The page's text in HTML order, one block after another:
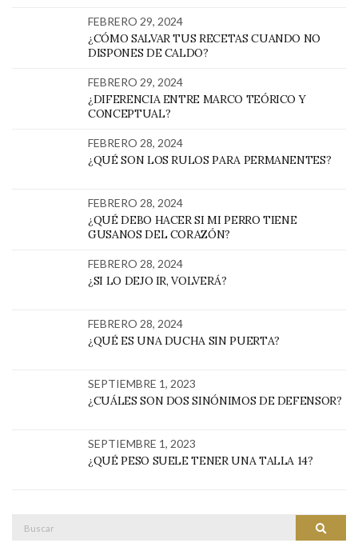
FEBRERO 29, 2024
¿CÓMO SALVAR TUS RECETAS CUANDO NO
DISPONES DE CALDO?
FEBRERO 29, 2024
¿DIFERENCIA ENTRE MARCO TEÓRICO Y
CONCEPTUAL?
FEBRERO 28, 2024
¿QUÉ SON LOS RULOS PARA PERMANENTES?
FEBRERO 28, 2024
¿QUÉ DEBO HACER SI MI PERRO TIENE
GUSANOS DEL CORAZÓN?
FEBRERO 28, 2024
¿SI LO DEJO IR, VOLVERÁ?
FEBRERO 28, 2024
¿QUÉ ES UNA DUCHA SIN PUERTA?
SEPTIEMBRE 1, 2023
¿CUÁLES SON DOS SINÓNIMOS DE DEFENSOR?
SEPTIEMBRE 1, 2023
¿QUÉ PESO SUELE TENER UNA TALLA 14?